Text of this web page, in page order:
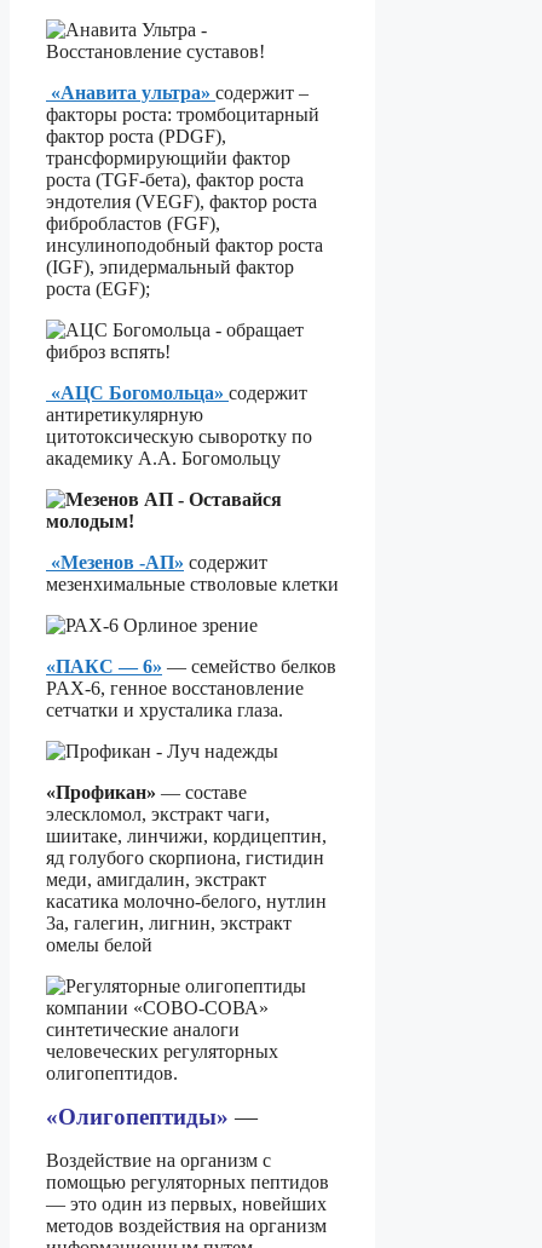
«Анавита ультра» содержит –
факторы роста: тромбоцитарный
фактор роста (PDGF),
трансформирующийи фактор
роста (TGF-бета), фактор роста
эндотелия (VEGF), фактор роста
фибробластов (FGF),
инсулиноподобный фактор роста
(IGF), эпидермальный фактор
роста (EGF);
«АЦС Богомольца» содержит
антиретикулярную
цитотоксическую сыворотку по
академику А.А. Богомольцу
«Мезенов -АП» содержит
мезенхимальные стволовые клетки
«ПАКС — 6» — семейство белков
PAX-6, генное восстановление
сетчатки и хрусталика глаза.
«Профикан» — составе
элескломол, экстракт чаги,
шиитаке, линчижи, кордицептин,
яд голубого скорпиона, гистидин
меди, амигдалин, экстракт
касатика молочно-белого, нутлин
3а, галегин, лигнин, экстракт
омелы белой
«Олигопептиды» —
Воздействие на организм с
помощью регуляторных пептидов
— это один из первых, новейших
методов воздействия на организм